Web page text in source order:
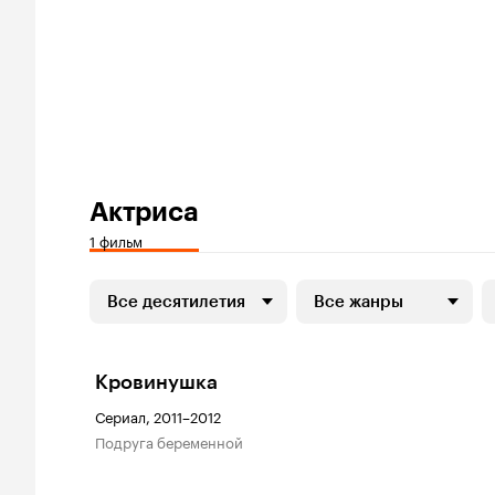
Актриса
1 фильм
Все десятилетия Все жанры
Кровинушка
Сериал, 2011–2012
подруга беременной